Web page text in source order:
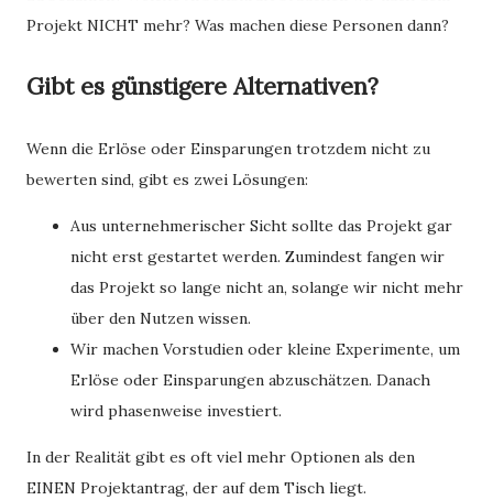
Projekt NICHT mehr? Was machen diese Personen dann?
Gibt es günstigere Alternativen?
Wenn die Erlöse oder Einsparungen trotzdem nicht zu
bewerten sind, gibt es zwei Lösungen:
Aus unternehmerischer Sicht sollte das Projekt gar
nicht erst gestartet werden. Zumindest fangen wir
das Projekt so lange nicht an, solange wir nicht mehr
über den Nutzen wissen.
Wir machen Vorstudien oder kleine Experimente, um
Erlöse oder Einsparungen abzuschätzen. Danach
wird phasenweise investiert.
In der Realität gibt es oft viel mehr Optionen als den
EINEN Projektantrag, der auf dem Tisch liegt.